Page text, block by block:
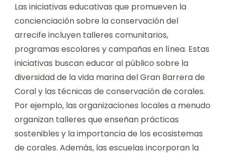
Las iniciativas educativas que promueven la
concienciación sobre la conservación del
arrecife incluyen talleres comunitarios,
programas escolares y campañas en línea. Estas
iniciativas buscan educar al público sobre la
diversidad de la vida marina del Gran Barrera de
Coral y las técnicas de conservación de corales.
Por ejemplo, las organizaciones locales a menudo
organizan talleres que enseñan prácticas
sostenibles y la importancia de los ecosistemas
de corales. Además, las escuelas incorporan la